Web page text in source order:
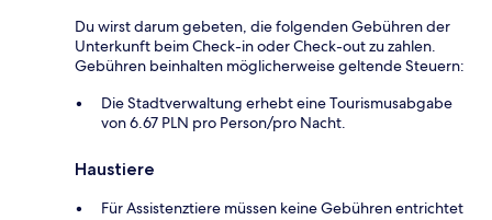
Du wirst darum gebeten, die folgenden Gebühren der
Unterkunft beim Check-in oder Check-out zu zahlen.
Gebühren beinhalten möglicherweise geltende Steuern:
Die Stadtverwaltung erhebt eine Tourismusabgabe
von 6.67 PLN pro Person/pro Nacht.
Haustiere
Für Assistenztiere müssen keine Gebühren entrichtet